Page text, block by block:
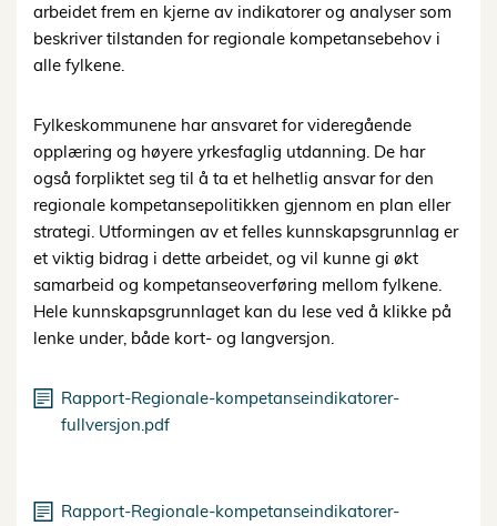
arbeidet frem en kjerne av indikatorer og analyser som
beskriver tilstanden for regionale kompetansebehov i
alle fylkene.
Fylkeskommunene har ansvaret for videregående
opplæring og høyere yrkesfaglig utdanning. De har
også forpliktet seg til å ta et helhetlig ansvar for den
regionale kompetansepolitikken gjennom en plan eller
strategi. Utformingen av et felles kunnskapsgrunnlag er
et viktig bidrag i dette arbeidet, og vil kunne gi økt
samarbeid og kompetanseoverføring mellom fylkene.
Hele kunnskapsgrunnlaget kan du lese ved å klikke på
lenke under, både kort- og langversjon.
Rapport-Regionale-kompetanseindikatorer-
fullversjon.pdf
Rapport-Regionale-kompetanseindikatorer-